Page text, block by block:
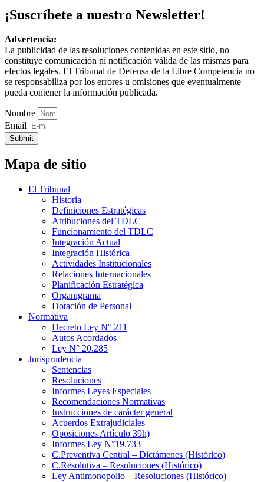
¡Suscríbete a nuestro Newsletter!
Advertencia:
La publicidad de las resoluciones contenidas en este sitio, no
constituye comunicación ni notificación válida de las mismas para
efectos legales. El Tribunal de Defensa de la Libre Competencia no
se responsabiliza por los errores u omisiones que eventualmente
pueda contener la información publicada.
Nombre
Email
Submit
Mapa de sitio
El Tribunal
Historia
Definiciones Estratégicas
Atribuciones del TDLC
Funcionamiento del TDLC
Integración Actual
Integración Histórica
Actividades Institucionales
Relaciones Internacionales
Planificación Estratégica
Organigrama
Dotación de Personal
Normativa
Decreto Ley N° 211
Autos Acordados
Ley N° 20.285
Jurisprudencia
Sentencias
Resoluciones
Informes Leyes Especiales
Recomendaciones Normativas
Instrucciones de carácter general
Acuerdos Extrajudiciales
Oposiciones Artículo 39h)
Informes Ley N°19.733
C.Preventiva Central – Dictámenes (Histórico)
C.Resolutiva – Resoluciones (Histórico)
Ley Antimonopolio – Resoluciones (Histórico)